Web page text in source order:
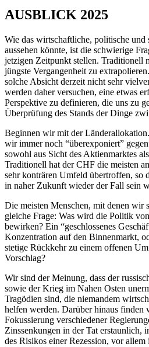
AUSBLICK 2025
Wie das wirtschaftliche, politische
aussehen könnte, ist die schwierige
jetzigen Zeitpunkt stellen. Traditionell
jüngste Vergangenheit zu
solche Absicht derzeit nicht sehr
werden daher versuchen, eine etwas
Perspektive zu definieren, die uns zu
Überprüfung des Stands der Dinge
Beginnen wir mit der
wir immer noch “überexponiert”
sowohl aus Sicht des Aktienmarktes
Traditionell hat der CHF die meisten
sehr konträren Umfeld übertroffen, so
in naher Zukunft wieder der Fall sein
Die meisten Menschen, mit denen wir
gleiche Frage: Was wird die Politik
bewirken? Ein “geschlossenes
Konzentration auf den Binnenmarkt,
stetige Rückkehr zu einem offenen
Vorschlag?
Wir sind der Meinung, dass der
sowie der Krieg im Nahen Osten
Tragödien sind, die niemandem
helfen werden. Darüber hinaus finden
Fokussierung verschiedener
Zinssenkungen in der Tat erstaunlich,
des Risikos einer Rezession, vor